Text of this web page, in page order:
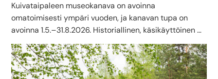
Kuivataipaleen museokanava on avoinna
omatoimisesti ympäri vuoden, ja kanavan tupa on
avoinna 1.5.–31.8.2026. Historiallinen, käsikäyttöinen …